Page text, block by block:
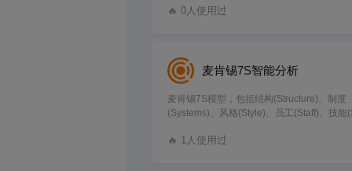
🔥 0人使用过
麦肯锡7S智能分析
麦肯锡7S模型，包括结构(Structure)、制度
(Systems)、风格(Style)、员工(Staff)、技能
🔥 1人使用过